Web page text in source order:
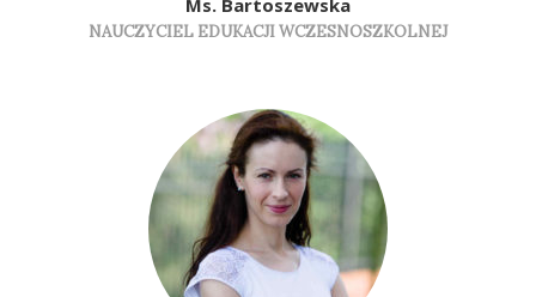
Ms. Bartoszewska
NAUCZYCIEL EDUKACJI WCZESNOSZKOLNEJ